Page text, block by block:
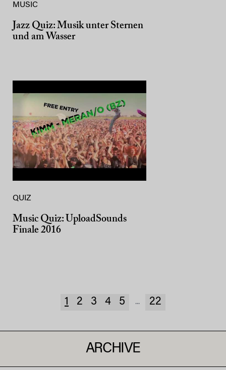
MUSIC
Jazz Quiz: Musik unter Sternen
und am Wasser
QUIZ
Music Quiz: UploadSounds
Finale 2016
1 2 3 4 5 ... 22
ARCHIVE